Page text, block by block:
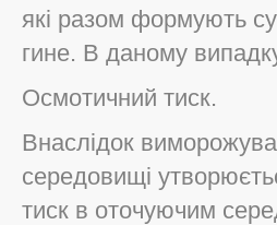
які разом формують
гине. В даному
Осмотичний тиск.
Внаслідок
середовищі
тиск в оточуючим